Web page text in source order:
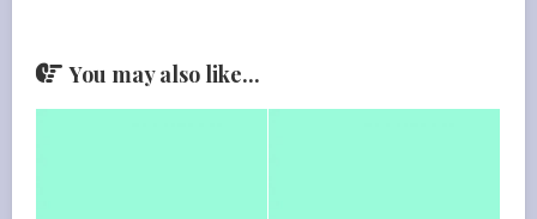
You may also like...